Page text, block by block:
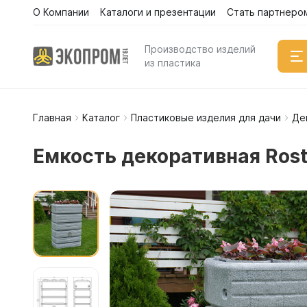
О Компании Каталоги и презентации Стать
Производство изделий
из пластика
Емкости
Емкости
Емкости
Емкости
Емкости
Емкости
Главная Каталог Пластиковые изделия для дачи
Емкость декоративная